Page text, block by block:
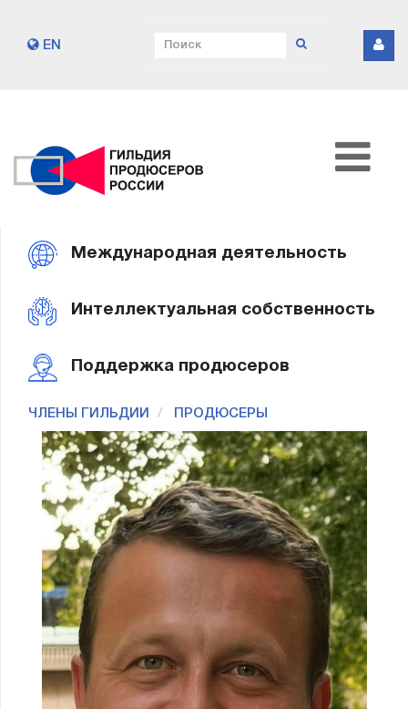
EN
Международная деятельность
Интеллектуальная собственность
Поддержка продюсеров
ЧЛЕНЫ ГИЛЬДИИ ПРОДЮСЕРЫ